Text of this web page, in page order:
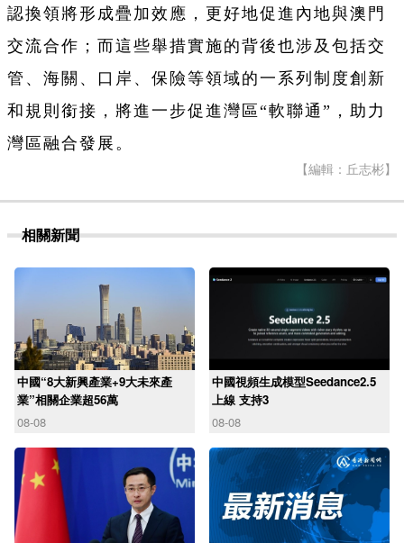
認換領將形成疊加效應，更好地促進內地與澳門
交流合作；而這些舉措實施的背後也涉及包括交
管、海關、口岸、保險等領域的一系列制度創新
和規則銜接，將進一步促進灣區“軟聯通”，助力
灣區融合發展。
【編輯：丘志彬】
相關新聞
中國“8大新興產業+9大未來產
業”相關企業超56萬
08-08
中國視頻生成模型Seedance2.5
上線 支持3
08-08